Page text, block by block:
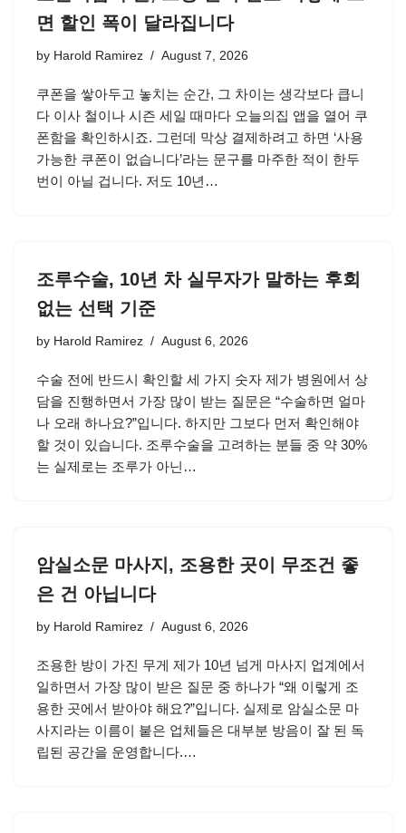
면 할인 폭이 달라집니다
by Harold Ramirez August 7, 2026
쿠폰을 쌓아두고 놓치는 순간, 그 차이는 생각보다 큽니
다 이사 철이나 시즌 세일 때마다 오늘의집 앱을 열어 쿠
폰함을 확인하시죠. 그런데 막상 결제하려고 하면 ‘사용
가능한 쿠폰이 없습니다’라는 문구를 마주한 적이 한두
번이 아닐 겁니다. 저도 10년…
조루수술, 10년 차 실무자가 말하는 후회
없는 선택 기준
by Harold Ramirez August 6, 2026
수술 전에 반드시 확인할 세 가지 숫자 제가 병원에서 상
담을 진행하면서 가장 많이 받는 질문은 “수술하면 얼마
나 오래 하나요?”입니다. 하지만 그보다 먼저 확인해야
할 것이 있습니다. 조루수술을 고려하는 분들 중 약 30%
는 실제로는 조루가 아닌…
암실소문 마사지, 조용한 곳이 무조건 좋
은 건 아닙니다
by Harold Ramirez August 6, 2026
조용한 방이 가진 무게 제가 10년 넘게 마사지 업계에서
일하면서 가장 많이 받은 질문 중 하나가 “왜 이렇게 조
용한 곳에서 받아야 해요?”입니다. 실제로 암실소문 마
사지라는 이름이 붙은 업체들은 대부분 방음이 잘 된 독
립된 공간을 운영합니다.…